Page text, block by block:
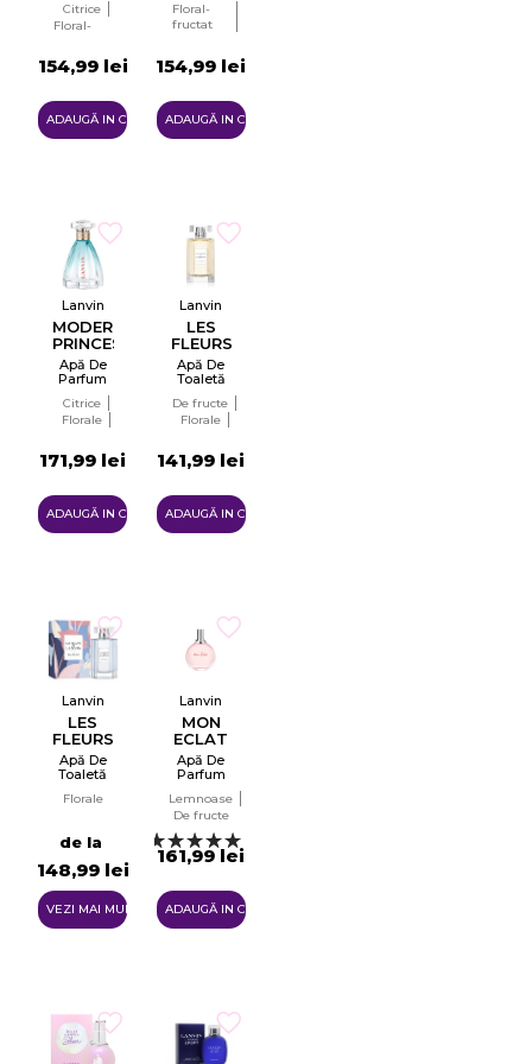
Femei
Tester
Citrice
Floral-
154,99 lei
ADAUGĂ IN COŞ
Femei
Tester
Floral-
fructat
154,99 lei
ADAUGĂ IN COŞ
Lanvin
MODERN
PRINCESS
IN
JEANS
Apă De
Parfum
Femei
EDP
Citrice
Florale
171,99 lei
ADAUGĂ IN COŞ
Lanvin
LES
FLEURS
SUNNY
MAGNOLIA
Apă De
Toaletă
Femei
EDT
De fructe
Florale
141,99 lei
ADAUGĂ IN COŞ
Lanvin
LES
FLEURS
- BLUE
ORCHID
Apă De
Toaletă
Florale
de la
148,99 lei
VEZI MAI MULTE
Lanvin
MON
ECLAT
D`ARPEGE
Apă De
Parfum
Femei
EDP
Lemnoase
De fructe
161,99 lei
ADAUGĂ IN COŞ